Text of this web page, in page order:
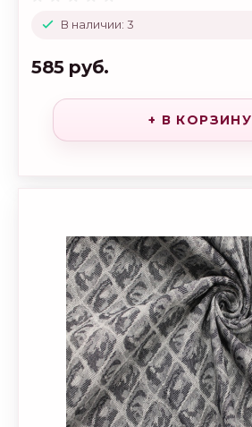
В наличии: 3
585 руб.
+ В КОРЗИНУ